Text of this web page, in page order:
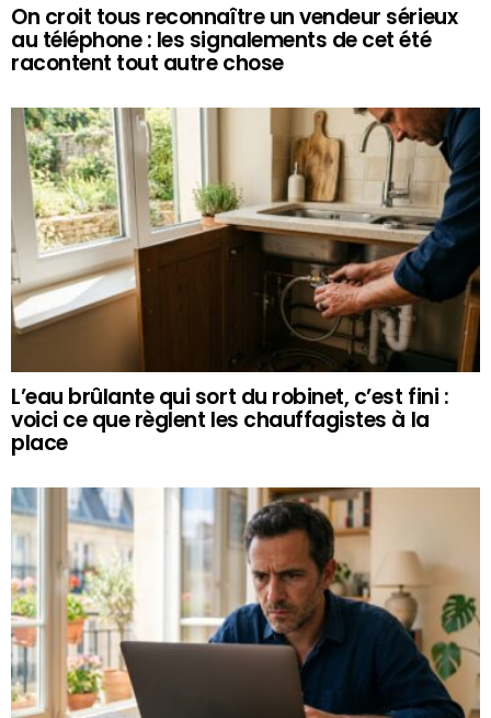
On croit tous reconnaître un vendeur sérieux
au téléphone : les signalements de cet été
racontent tout autre chose
L’eau brûlante qui sort du robinet, c’est fini :
voici ce que règlent les chauffagistes à la
place